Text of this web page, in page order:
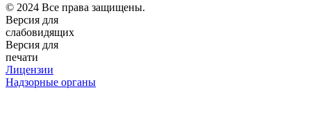
© 2024 Все права защищены.
Версия для
слабовидящих
Версия для
печати
Лицензии
Надзорные органы